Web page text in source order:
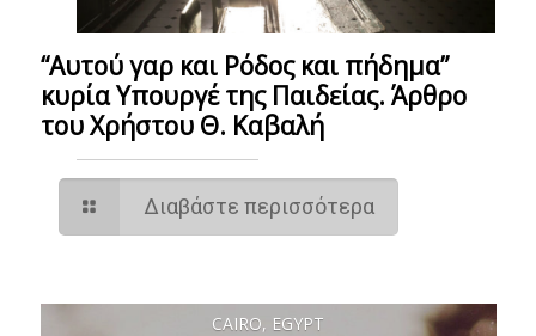
“Αυτού γαρ και Ρόδος και πήδημα”
κυρία Υπουργέ της Παιδείας. Άρθρο
του Χρήστου Θ. Καβαλή
Διαβάστε περισσότερα
CAIRO, EGYPT